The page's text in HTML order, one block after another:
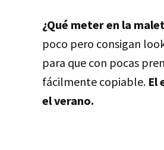
¿Qué meter en la
poco pero consigan
para que con pocas
fácilmente copiable. El
el verano.